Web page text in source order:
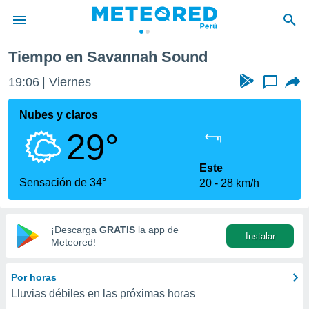
de
ha sido
calidad.
a este
las
y
digital
basada
Tiempo en Savannah Sound
19:06 Viernes ...
Nubes y claros
29°
Sensación de 34°
Este
20
28 km/h
¡Descarga GRATIS la app de
Meteored!
Instalar
Por horas
Lluvias débiles en las próximas horas